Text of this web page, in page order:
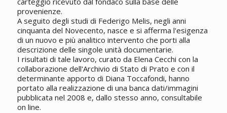
provenienze.
A seguito degli studi di Federigo Melis, negli anni
cinquanta del Novecento, nasce e si afferma l'esigenza
di un nuovo e più analitico intervento che porti alla
descrizione delle singole unità documentarie.
I risultati di tale lavoro, curato da Elena Cecchi con la
collaborazione dell'Archivio di Stato di Prato e con il
determinante apporto di Diana Toccafondi, hanno
portato alla realizzazione di una banca dati/immagini
pubblicata nel 2008 e, dallo stesso anno, consultabile
on line.